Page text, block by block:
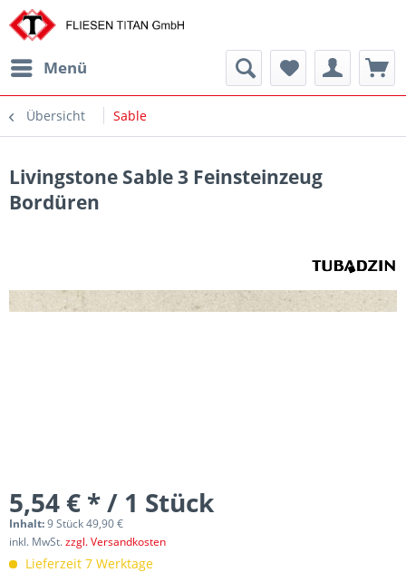
Menü
Übersicht Sable
Livingstone Sable 3 Feinsteinzeug
Bordüren
5,54 € * / 1 Stück
Inhalt:9 Stück 49,90 €
inkl. MwSt.zzgl. Versandkosten
Lieferzeit 7 Werktage